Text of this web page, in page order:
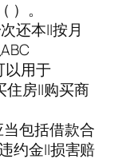
）。
还本||按月
以用于
住房||购买商
包括借款合
约金||损害赔